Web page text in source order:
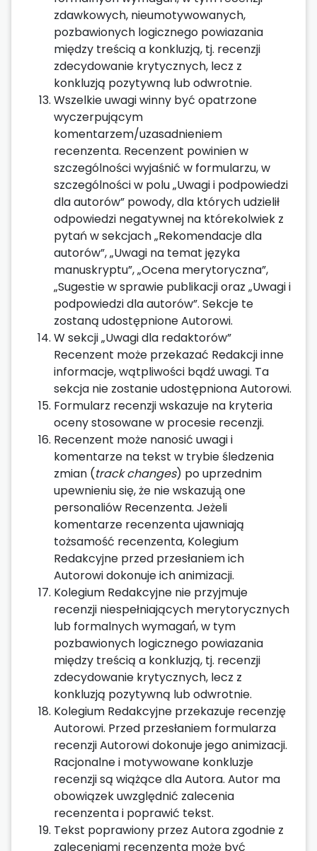
zdawkowych, nieumotywowanych,
pozbawionych logicznego powiazania
między treścią a konkluzją, tj. recenzji
zdecydowanie krytycznych, lecz z
konkluzją pozytywną lub odwrotnie.
Wszelkie uwagi winny być opatrzone
wyczerpującym
komentarzem/uzasadnieniem
recenzenta. Recenzent powinien w
szczególności wyjaśnić w formularzu, w
szczególności w polu „Uwagi i podpowiedzi
dla autorów” powody, dla których udzielił
odpowiedzi negatywnej na którekolwiek z
pytań w sekcjach „Rekomendacje dla
autorów”, „Uwagi na temat języka
manuskryptu”, „Ocena merytoryczna”,
„Sugestie w sprawie publikacji oraz „Uwagi i
podpowiedzi dla autorów”. Sekcje te
zostaną udostępnione Autorowi.
W sekcji „Uwagi dla redaktorów”
Recenzent może przekazać Redakcji inne
informacje, wątpliwości bądź uwagi. Ta
sekcja nie zostanie udostępniona Autorowi.
Formularz recenzji wskazuje na kryteria
oceny stosowane w procesie recenzji.
Recenzent może nanosić uwagi i
komentarze na tekst w trybie śledzenia
zmian (track changes) po uprzednim
upewnieniu się, że nie wskazują̨ one
personaliów Recenzenta. Jeżeli
komentarze recenzenta ujawniają
tożsamość recenzenta, Kolegium
Redakcyjne przed przesłaniem ich
Autorowi dokonuje ich animizacji.
Kolegium Redakcyjne nie przyjmuje
recenzji niespełniających merytorycznych
lub formalnych wymagań́, w tym
pozbawionych logicznego powiazania
między treścią a konkluzją, tj. recenzji
zdecydowanie krytycznych, lecz z
konkluzją pozytywną lub odwrotnie.
Kolegium Redakcyjne przekazuje recenzję
Autorowi. Przed przesłaniem formularza
recenzji Autorowi dokonuje jego animizacji.
Racjonalne i motywowane konkluzje
recenzji są wiążące dla Autora. Autor ma
obowiązek uwzględnić zalecenia
recenzenta i poprawić tekst.
Tekst poprawiony przez Autora zgodnie z
zaleceniami recenzenta może być